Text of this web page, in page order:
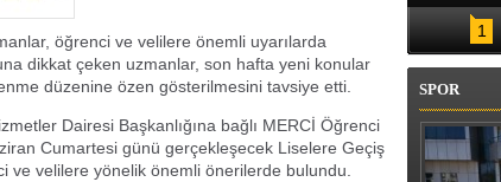
öğrenci ve velilere önemli uyarılarda
dikkat çeken uzmanlar, son hafta yeni konular
düzenine özen gösterilmesini tavsiye etti.
Dairesi Başkanlığına bağlı MERCİ Öğrenci
Cumartesi günü gerçekleşecek Liselere Geçiş
ve velilere yönelik önemli önerilerde bulundu.
1
SPOR